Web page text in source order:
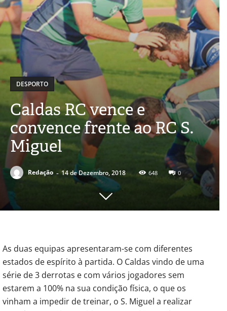
DESPORTO
Caldas RC vence e
convence frente ao RC S.
Miguel
Redação - 14 de Dezembro, 2018 648 0
As duas equipas apresentaram-se com diferentes
estados de espírito à partida. O Caldas vindo de uma
série de 3 derrotas e com vários jogadores sem
estarem a 100% na sua condição física, o que os
vinham a impedir de treinar, o S. Miguel a realizar